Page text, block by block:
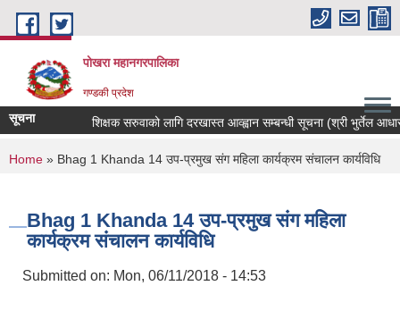
Skip to main content
पोखरा महानगरपालिका
गण्डकी प्रदेश
सूचना शिक्षक सरुवाको लागि दरखास्त आव्ह्वान सम्बन्धी सूचना (श्री भुर्तेल आधारभुत
You are here
Home » Bhag 1 Khanda 14 उप-प्रमुख संग महिला कार्यक्रम संचालन कार्यविधि
Bhag 1 Khanda 14 उप-प्रमुख संग महिला
कार्यक्रम संचालन कार्यविधि
Submitted on: Mon, 06/11/2018 - 14:53